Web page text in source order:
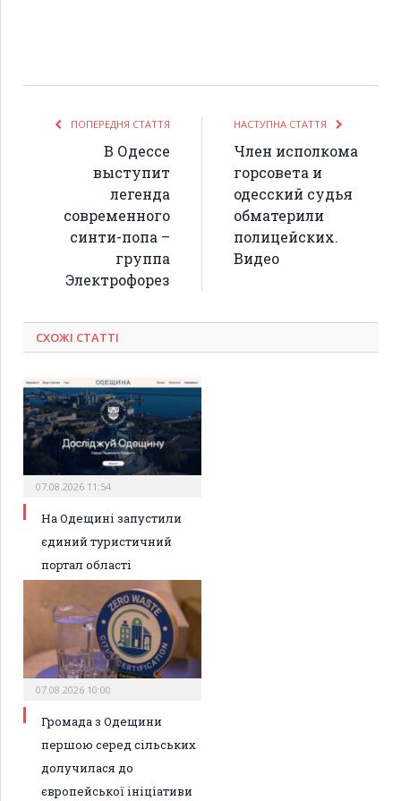
ПОПЕРЕДНЯ СТАТТЯ
В Одессе
выступит
легенда
современного
синти-попа –
группа
Электрофорез
НАСТУПНА СТАТТЯ
Член исполкома
горсовета и
одесский судья
обматерили
полицейских.
Видео
СХОЖІ СТАТТІ
07.08.2026 11:54
На Одещині запустили
єдиний туристичний
портал області
07.08.2026 10:00
Громада з Одещини
першою серед сільських
долучилася до
європейської ініціативи